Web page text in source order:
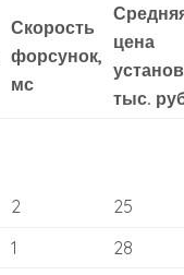
Скорость
форсунок,
мс
цена
тыс.
2
25
1
28